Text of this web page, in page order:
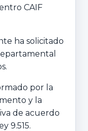
CAIF
ha solicitado
por la
y la
de acuerdo
9.515.